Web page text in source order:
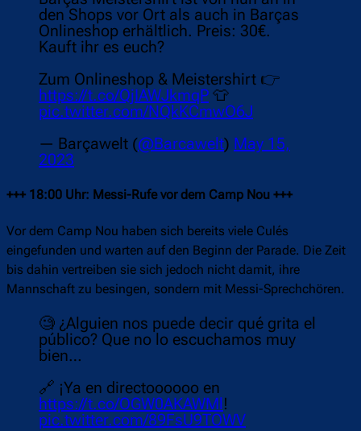
den Shops vor Ort als auch in Barças
Onlineshop erhältlich. Preis: 30€.
Kauft ihr es euch?
Zum Onlineshop & Meistershirt 👉
https://t.co/QjIAWJkmqP 👕
pic.twitter.com/NQkKCmwO6J
— Barçawelt (@Barcawelt) May 15,
2023
+++ 18:00 Uhr: Messi-Rufe vor dem Camp Nou +++
Vor dem Camp Nou haben sich bereits viele Culés
eingefunden und warten auf den Beginn der Parade. Die Zeit
bis dahin vertreiben sie sich jedoch nicht damit, ihre
Mannschaft zu besingen, sondern mit Messi-Sprechchören.
🧐 ¿Alguien nos puede decir qué grita el
público? Que no lo escuchamos muy
bien…
🔗 ¡Ya en directoooooo en
https://t.co/OGW0AKAWMl!
pic.twitter.com/89FsU9TOWV